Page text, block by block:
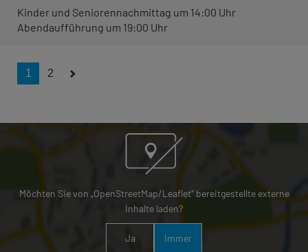
Kinder und Seniorennachmittag um 14:00 Uhr
Abendaufführung um 19:00 Uhr
1 2
Möchten Sie von „OpenStreetMap/Leaflet“ bereitgestellte externe
Inhalte laden?
Ja Immer